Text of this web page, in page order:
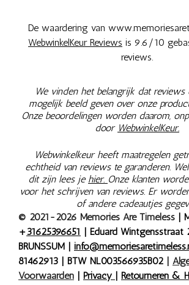
De waardering van
WebwinkelKeur Reviews is 9.6/10
reviews.
We vinden het belangrijk dat
mogelijk beeld geven over onze
Onze beoordelingen worden daarom,
door WebwinkelKeur.
Webwinkelkeur heeft maatregelen
echtheid van reviews te garanderen.
dit zijn lees je hier. Onze klanten
voor het schrijven van reviews. Er
of andere cadeautjes
© 2021-2026 Memories Are Timeless |
+31625396651
| Eduard Wintgensstraat
BRUNSSUM |
81462913 | BTW NL003566935B02
Voorwaarden
Privacy Retourneren &